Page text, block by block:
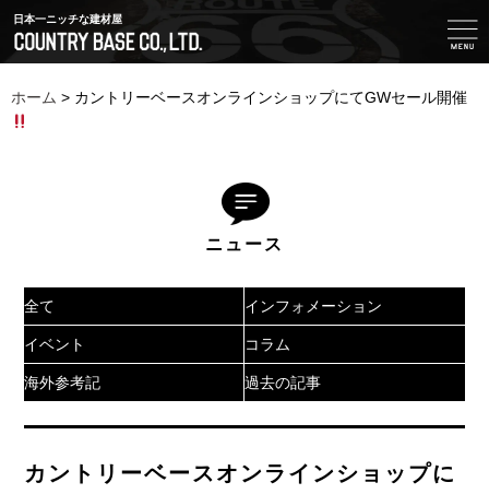
日本一ニッチな建材屋
ホーム > カントリーベースオンラインショップにてGWセール開催
ニュース
全て インフォメーション
イベント コラム
海外参考記 過去の記事
カントリーベースオンラインショップに